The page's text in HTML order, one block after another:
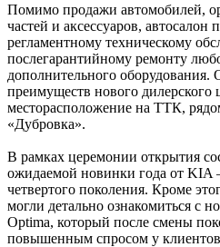
Помимо продажи автомобилей,
частей и аксессуаров, автосалон
регламентному техническому
послегарантийному ремонту
дополнительного оборудования.
преимуществ нового
месторасположение на ТТК,
«Дубровка».
В рамках церемонии открытия
ожидаемой новинки года от KIA
четвертого поколения. Кроме
могли детально ознакомиться с
Optima, который после смены
повышенным спросом у